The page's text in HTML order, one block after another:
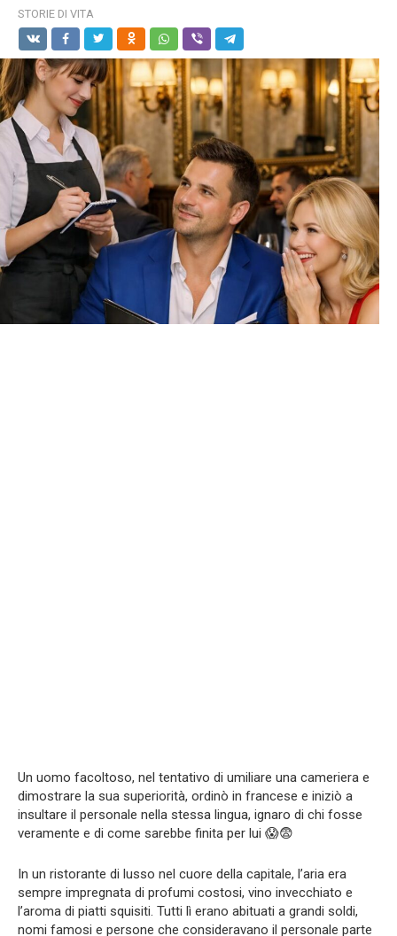
STORIE DI VITA
Un uomo facoltoso, nel tentativo di umiliare una cameriera e
dimostrare la sua superiorità, ordinò in francese e iniziò a
insultare il personale nella stessa lingua, ignaro di chi fosse
veramente e di come sarebbe finita per lui 😱😨
In un ristorante di lusso nel cuore della capitale, l’aria era
sempre impregnata di profumi costosi, vino invecchiato e
l’aroma di piatti squisiti. Tutti lì erano abituati a grandi soldi,
nomi famosi e persone che consideravano il personale parte